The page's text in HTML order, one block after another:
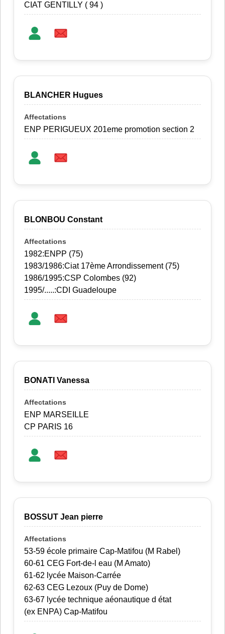
CIAT GENTILLY ( 94 )
BLANCHER Hugues
ENP PERIGUEUX 201eme promotion section 2
BLONBOU Constant
1982:ENPP (75)
1983/1986:Ciat 17ème Arrondissement (75)
1986/1995:CSP Colombes (92)
1995/.....:CDI Guadeloupe
BONATI Vanessa
ENP MARSEILLE
CP PARIS 16
BOSSUT Jean pierre
53-59 école primaire Cap-Matifou (M Rabel)
60-61 CEG Fort-de-l eau (M Amato)
61-62 lycée Maison-Carrée
62-63 CEG Lezoux (Puy de Dome)
63-67 lycée technique aéonautique d état
(ex ENPA) Cap-Matifou